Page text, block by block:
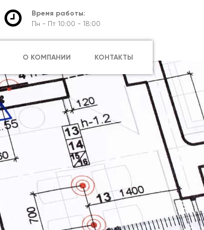
Время работы:
Пн - Пт 10:00 - 18:00
О КОМПАНИИ КОНТАКТЫ